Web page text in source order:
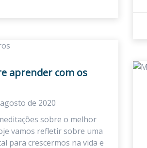
aprender com os
de 2020
sobre o melhor
vamos refletir sobre uma
para crescermos na vida e